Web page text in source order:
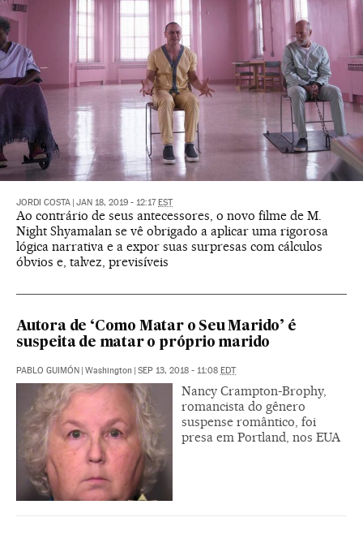
JORDI COSTA JAN 18, 2019 - 12:17 EST
Ao contrário de seus antecessores, o novo filme de M.
Night Shyamalan se vê obrigado a aplicar uma rigorosa
lógica narrativa e a expor suas surpresas com cálculos
óbvios e, talvez, previsíveis
Autora de ‘Como Matar o Seu Marido’ é
suspeita de matar o próprio marido
PABLO GUIMÓN Washington SEP 13, 2018 - 11:08 EDT
Nancy Crampton-Brophy,
romancista do gênero
suspense romântico, foi
presa em Portland, nos EUA